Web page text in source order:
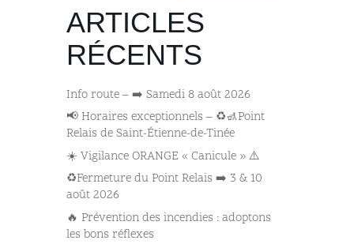
ARTICLES
RÉCENTS
Info route – ➡️ Samedi 8 août 2026
📢 Horaires exceptionnels – ♻️🚮Point
Relais de Saint-Étienne-de-Tinée
☀️ Vigilance ORANGE « Canicule » ⚠️
♻️Fermeture du Point Relais ➡️​ 3 & 10
août 2026
🔥 Prévention des incendies : adoptons
les bons réflexes